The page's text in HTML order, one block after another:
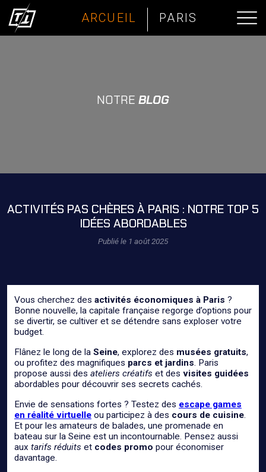
ARCUEIL PARIS
NOTRE BLOG
ACTIVITÉS PAS CHÈRES À PARIS : NOTRE TOP 5
IDÉES ABORDABLES
Publié le 1 août 2025
Vous cherchez des activités économiques à Paris ?
Bonne nouvelle, la capitale française regorge d’options pour
se divertir, se cultiver et se détendre sans exploser votre
budget.
Flânez le long de la Seine, explorez des musées gratuits,
ou profitez des magnifiques parcs et jardins. Paris
propose aussi des ateliers créatifs et des visites guidées
abordables pour découvrir ses secrets cachés.
Envie de sensations fortes ? Testez des escape games
en réalité virtuelle ou participez à des cours de cuisine.
Et pour les amateurs de balades, une promenade en
bateau sur la Seine est un incontournable. Pensez aussi
aux tarifs réduits et codes promo pour économiser
davantage.